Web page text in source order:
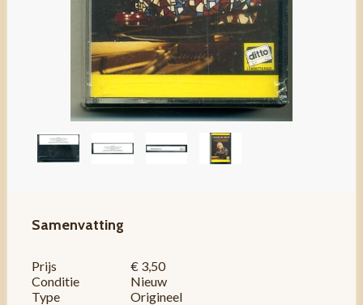
Samenvatting
Prijs
€ 3,50
Conditie
Nieuw
Type
Origineel